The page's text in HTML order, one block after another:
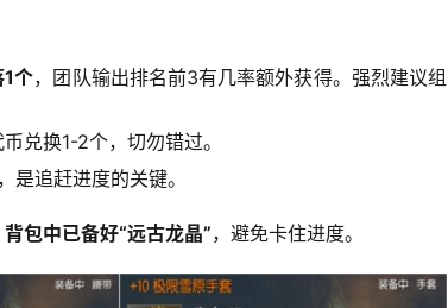
个，团队输出排名前3有几率额外获得。强烈建议组
兑换1-2个，切勿错过。
是追赶进度的关键。
包中已备好“远古龙晶”，避免卡住进度。